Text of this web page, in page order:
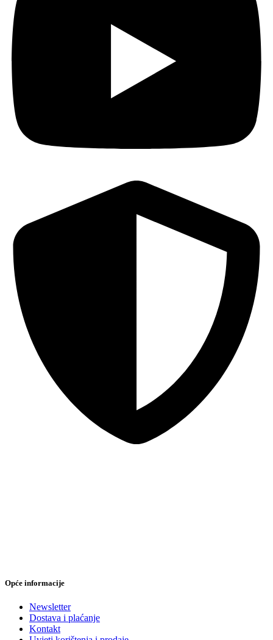
Opće informacije
Newsletter
Dostava i plaćanje
Kontakt